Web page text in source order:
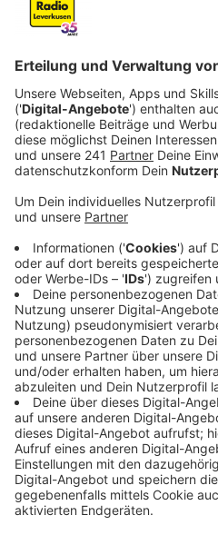
Veröffentlicht:
Anzeige
Zahlen im Urlaub ist immer
Thema. Auch bei der
Verbraucherzentrale. Die
Schulze-Wethmar lautet
werden, Karten auch, bringt
Am besten solltet ihr mit
"Zum Beispiel bei
kommt man mit einer
einer Kreditkarte. Die ist
Zahlungsmittel im Ausland."
Anzeige
PIN nicht auf Karte
Anzeige